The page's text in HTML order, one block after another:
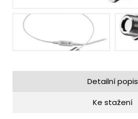
Detailní popis
Ke stažení